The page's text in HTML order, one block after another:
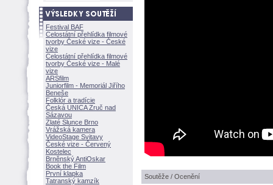
Festival BAF
Celostátní přehlídka filmové
tvorby České vize - České
vize
Celostátní přehlídka filmové
tvorby České vize - Malé
vize
ARSfilm
Juniorfilm - Memoriál Jiřího
Beneše
Folklór a tradície
Česká UNICA Zruč nad
Sázavou
Zlaté Slunce Brno
Vrážská kamera
VideoStage Svitavy
České vize - Červený
Kostelec
Brněnský AntiOskar
Book the Film
První klapka
Tatranský kamzík
Soutěže / Ocenění